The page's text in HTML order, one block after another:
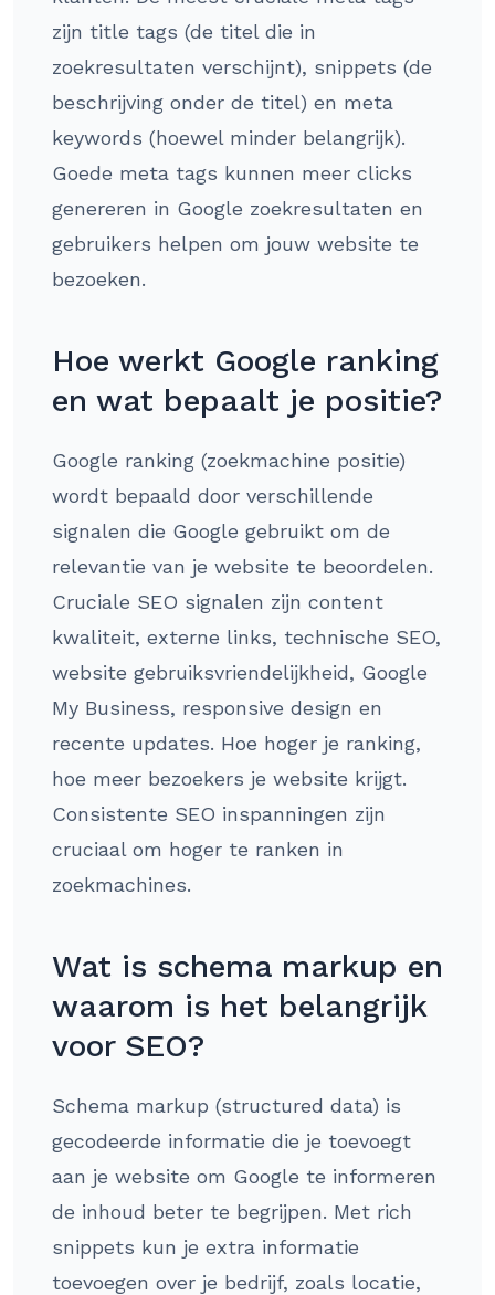
zijn title tags (de titel die in
zoekresultaten verschijnt), snippets (de
beschrijving onder de titel) en meta
keywords (hoewel minder belangrijk).
Goede meta tags kunnen meer clicks
genereren in Google zoekresultaten en
gebruikers helpen om jouw website te
bezoeken.
Hoe werkt Google ranking
en wat bepaalt je positie?
Google ranking (zoekmachine positie)
wordt bepaald door verschillende
signalen die Google gebruikt om de
relevantie van je website te beoordelen.
Cruciale SEO signalen zijn content
kwaliteit, externe links, technische SEO,
website gebruiksvriendelijkheid, Google
My Business, responsive design en
recente updates. Hoe hoger je ranking,
hoe meer bezoekers je website krijgt.
Consistente SEO inspanningen zijn
cruciaal om hoger te ranken in
zoekmachines.
Wat is schema markup en
waarom is het belangrijk
voor SEO?
Schema markup (structured data) is
gecodeerde informatie die je toevoegt
aan je website om Google te informeren
de inhoud beter te begrijpen. Met rich
snippets kun je extra informatie
toevoegen over je bedrijf, zoals locatie,